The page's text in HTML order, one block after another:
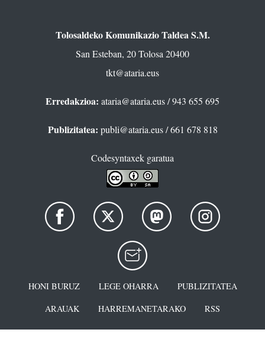
Tolosaldeko Komunikazio Taldea S.M.
San Esteban, 20 Tolosa 20400
tkt@ataria.eus
Erredakzioa: ataria@ataria.eus/ 943 655 695
Publizitatea: publi@ataria.eus/ 661 678 818
Codesyntaxek garatua
HONI BURUZ LEGE OHARRA
PUBLIZITATEA
ARAUAK
HARREMANETARAKO RSS